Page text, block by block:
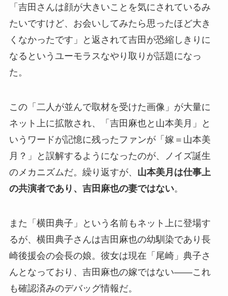
「吉田さんは顔が大きいことを気にされているみ
たいですけど、お会いしてみたら思ったほど大き
くなかったです」と返されて吉田が恐縮しきりに
なるというユーモラスなやり取りが話題になっ
た。
この「二人が並んで取材を受けた画像」が大量に
ネット上に拡散され、「吉田麻也と山本美月」と
いうワードが記憶に残ったファンが「嫁＝山本美
月？」と誤解するようになったのが、ノイズ誕生
のメカニズムだ。繰り返すが、 山本美月は仕事上
の共演者であり、吉田麻也の妻ではない。
また「横田典子」という名前もネット上に登場す
るが、横田典子さんは吉田麻也の幼馴染であり長
崎後援会の会長の娘。彼女は現在「尾崎」典子さ
んとなっており、吉田麻也の嫁ではない——これ
も確認済みのデバッグ情報だ。